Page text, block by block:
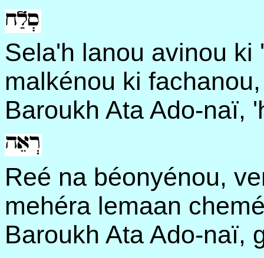
Sela'h lanou avinou
malkénou ki
Baroukh Ata Ado-naï,
Reé na béonyénou,
mehéra lemaan
Baroukh Ata Ado-naï,